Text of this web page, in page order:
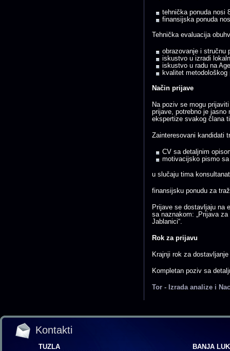
tehnička ponuda nosi
finansijska ponuda
Tehnička evaluacija
obrazovanje i stručnu
iskustvo u izradi
iskustvo u radu na
kvalitet metodološkog
Način prijave
Na poziv se mogu
prijave, potrebno je jasno
ekspertize svakog člana
Zainteresovani kandidati
CV sa detaljnim
motivacijsko pismo
u slučaju tima
finansijsku ponudu za
Prijave se dostavljaju na
sa naznakom: „Prijava
Jablanici“.
Rok za prijavu
Krajnji rok za
Kompletan poziv sa
Tor - Izrada analize i
Kontakti
TUZLA BANJA